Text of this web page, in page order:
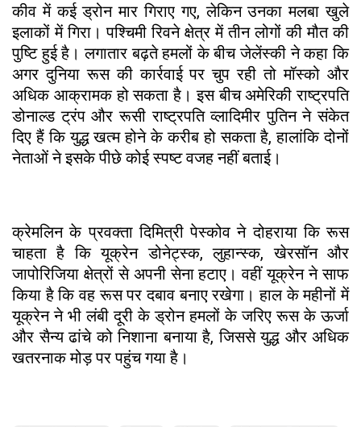
कीव में कई ड्रोन मार गिराए गए, लेकिन उनका मलबा खुले
इलाकों में गिरा। पश्चिमी रिवने क्षेत्र में तीन लोगों की मौत की
पुष्टि हुई है। लगातार बढ़ते हमलों के बीच जेलेंस्की ने कहा कि
अगर दुनिया रूस की कार्रवाई पर चुप रही तो मॉस्को और
अधिक आक्रामक हो सकता है। इस बीच अमेरिकी राष्ट्रपति
डोनाल्ड ट्रंप और रूसी राष्ट्रपति व्लादिमीर पुतिन ने संकेत
दिए हैं कि युद्ध खत्म होने के करीब हो सकता है, हालांकि दोनों
नेताओं ने इसके पीछे कोई स्पष्ट वजह नहीं बताई।
क्रेमलिन के प्रवक्ता दिमित्री पेस्कोव ने दोहराया कि रूस
चाहता है कि यूक्रेन डोनेट्स्क, लुहान्स्क, खेरसॉन और
जापोरिजिया क्षेत्रों से अपनी सेना हटाए। वहीं यूक्रेन ने साफ
किया है कि वह रूस पर दबाव बनाए रखेगा। हाल के महीनों में
यूक्रेन ने भी लंबी दूरी के ड्रोन हमलों के जरिए रूस के ऊर्जा
और सैन्य ढांचे को निशाना बनाया है, जिससे युद्ध और अधिक
खतरनाक मोड़ पर पहुंच गया है।